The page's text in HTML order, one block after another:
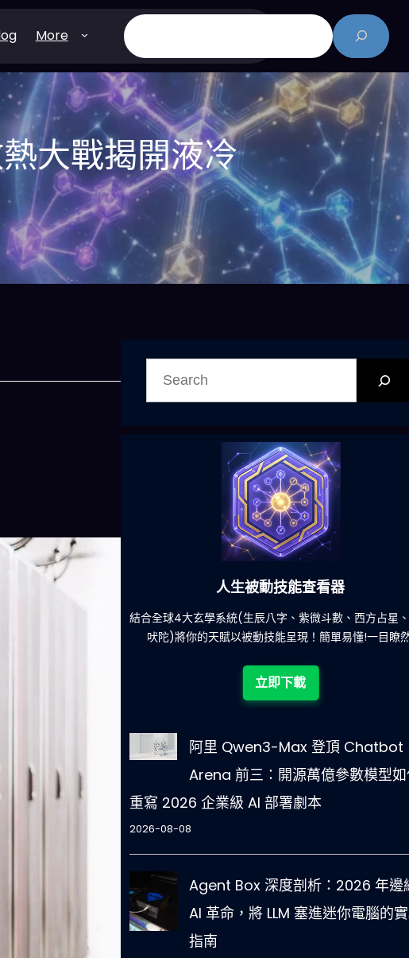
More
搜
尋
大戰揭開液冷
免除晚餐吃什麽的煩
人生被動技能查看器
結合全球4大玄學系統(生辰八字、紫微斗數、西方占星
吠陀)將你的天賦以被動技能呈現！簡單易懂!一目瞭
立即下載
阿里 Qwen3-Max 登頂 Chatbot
Arena 前三：開源萬億參數模型
重寫 2026 企業級 AI 部署劇本
2026-08-08
Agent Box 深度剖析：2026 年邊
AI 革命，將 LLM 塞進迷你電腦的
指南